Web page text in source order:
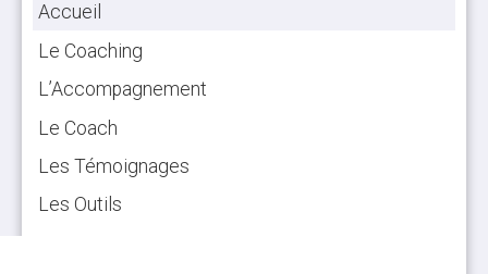
«
Deux intellectuels assis vont
moins loin qu'une brute qui marche
«
parfois des problèmes, ce n'est pas
l'ignorance qui permet de les
Accueil
Le Coaching
L’Accompagnement
Le Coach
Les Témoignages
Les Outils